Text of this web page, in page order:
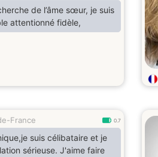
un plaisir d’échanger
de l’âme sœur, je suis
attentionné fidèle,
France 0.7
suis célibataire et je
sérieuse. J'aime faire